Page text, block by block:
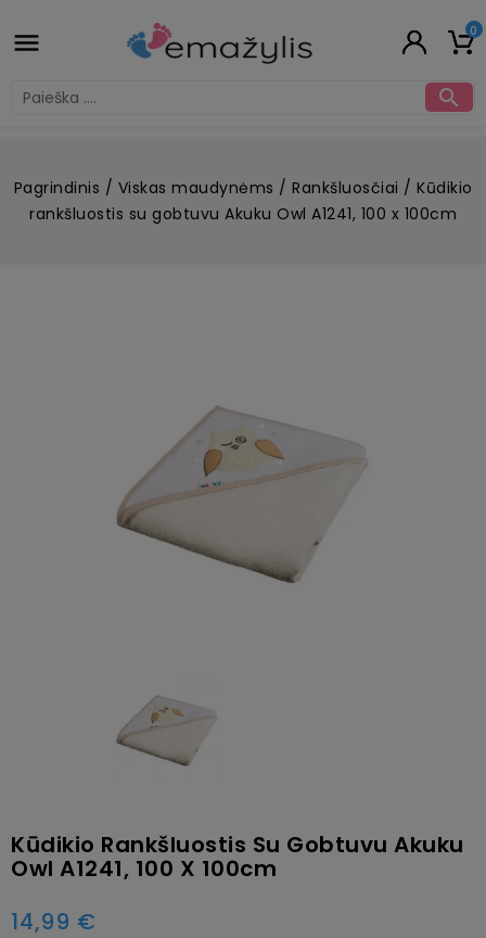
 0

Pagrindinis Viskas maudynėms Rankšluosčiai
Kūdikio
rankšluostis su gobtuvu Akuku Owl A1241, 100 x 100cm
Kūdikio Rankšluostis Su Gobtuvu Akuku
Owl A1241, 100 X 100cm
14,99 €